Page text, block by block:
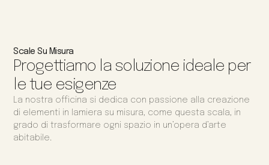
Scale Su Misura
Progettiamo la soluzione ideale per
le tue esigenze
La nostra officina si dedica con passione alla creazione
di elementi in lamiera su misura, come questa scala, in
grado di trasformare ogni spazio in un’opera d’arte
abitabile.